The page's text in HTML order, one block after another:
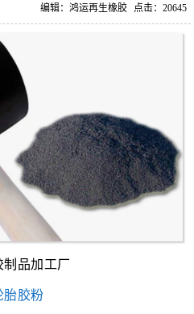
点击：20645
编辑：鸿运再生橡胶
品加工厂
胎胶粉